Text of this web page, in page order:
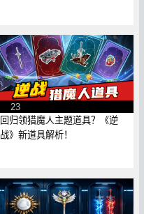
23
回归领猎魔人主题道具？《逆
战》新道具解析！